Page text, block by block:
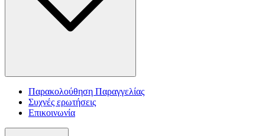
Παρακολούθηση Παραγγελίας
Συχνές ερωτήσεις
Επικοινωνία